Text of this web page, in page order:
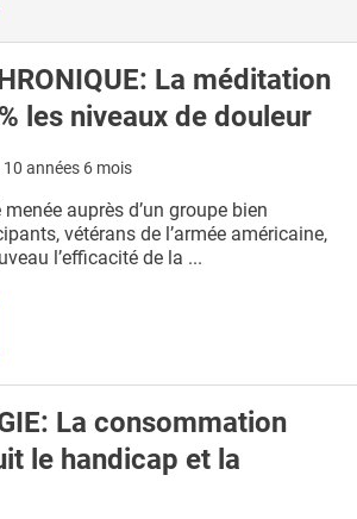
La méditation
les niveaux de douleur
10 années 6 mois
auprès d’un groupe bien
vétérans de l’armée américaine,
l’efficacité de la ...
La consommation
le handicap et la